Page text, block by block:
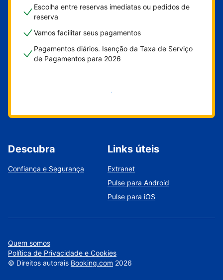
Escolha entre reservas imediatas ou pedidos de
reserva
Vamos facilitar seus pagamentos
Pagamentos diários. Isenção da Taxa de Serviço
de Pagamentos para 2026
Comece agora
Descubra
Confiança e Segurança
Links úteis
Extranet
Pulse para Android
Pulse para iOS
Quem somos
Política de Privacidade e Cookies
© Direitos autorais Booking.com 2026